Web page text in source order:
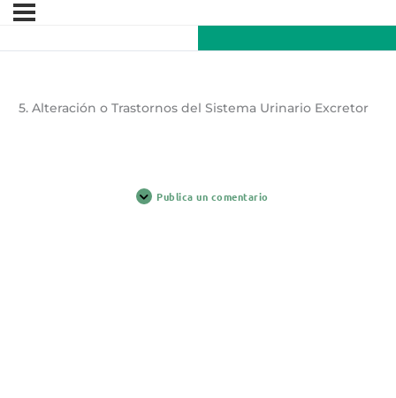
5. Alteración o Trastornos del Sistema Urinario Excretor
Publica un comentario